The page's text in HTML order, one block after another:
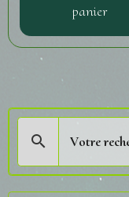
panier